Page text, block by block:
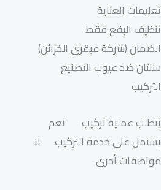
تعليمات العناية
تنظيف البقع فقط
الضمان (شركة عبقري الخزائن)
سنتان ضد عيوب التصنيع
التركيب
يتطلب عملية تركيب نعم
يشتمل على خدمة التركيب لا
مواصفات أخرى